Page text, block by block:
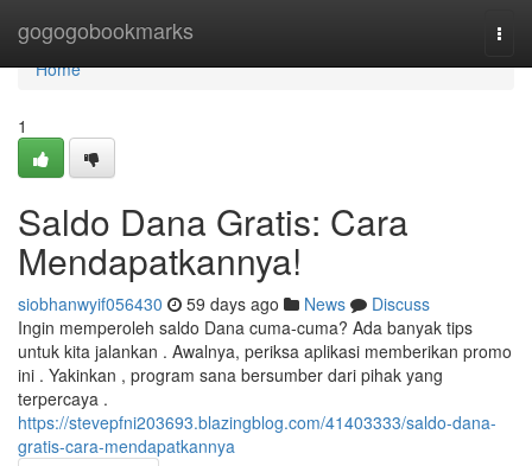
gogogobookmarks
Home
Home
1
Saldo Dana Gratis: Cara
Mendapatkannya!
siobhanwyif056430 59 days ago News
Discuss
Ingin memperoleh saldo Dana cuma-cuma? Ada banyak tips
untuk kita jalankan . Awalnya, periksa aplikasi memberikan promo
ini . Yakinkan , program sana bersumber dari pihak yang
terpercaya .
https://stevepfni203693.blazingblog.com/41403333/saldo-dana-
gratis-cara-mendapatkannya